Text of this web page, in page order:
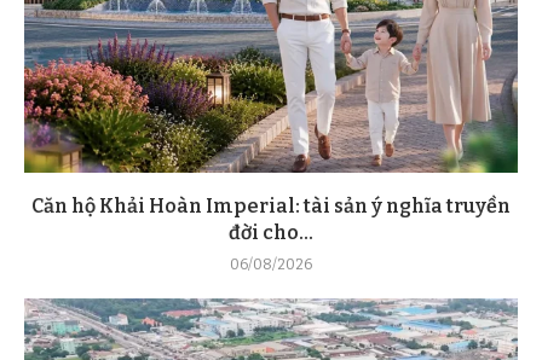
Căn hộ Khải Hoàn Imperial: tài sản ý nghĩa truyền
đời cho...
06/08/2026